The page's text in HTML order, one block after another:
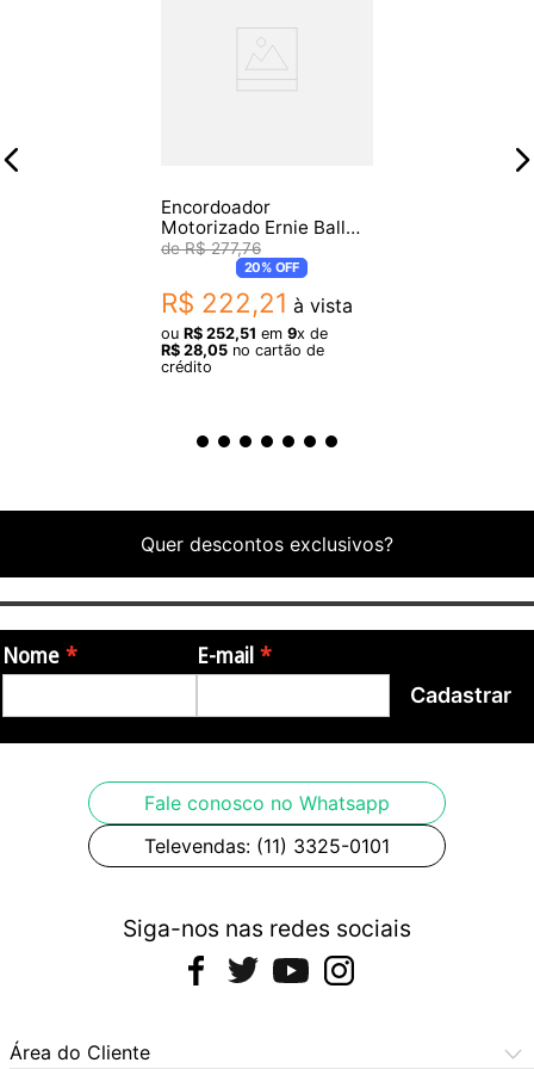
Encordoador
Motorizado Ernie Ball
P04118 Standard
R$ 277,76
20%OFF
R$ 222,21 à vista
ou R$ 252,51 em 9x de
R$ 28,05 no cartão de
crédito
Quer descontos exclusivos?
Nome E-mail
Cadastrar
Fale conosco no Whatsapp
Televendas: (11) 3325-0101
Siga-nos nas redes sociais
Área do Cliente